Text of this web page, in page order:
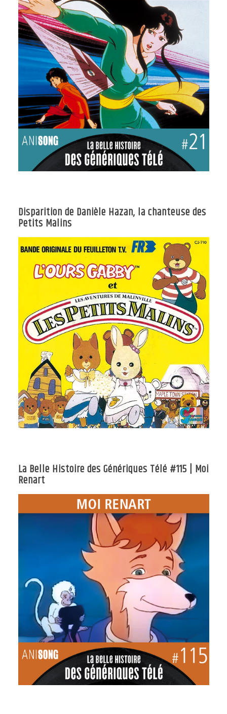
Disparition de Danièle Hazan, la chanteuse des
Petits Malins
La Belle Histoire des Génériques Télé #115 | Moi
Renart